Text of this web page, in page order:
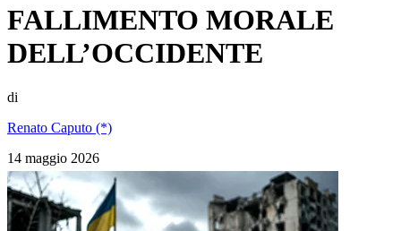
FALLIMENTO MORALE
DELL’OCCIDENTE
di
Renato Caputo (*)
14 maggio 2026